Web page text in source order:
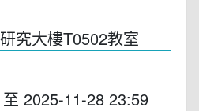
究大樓T0502教室
至 2025-11-28 23:59